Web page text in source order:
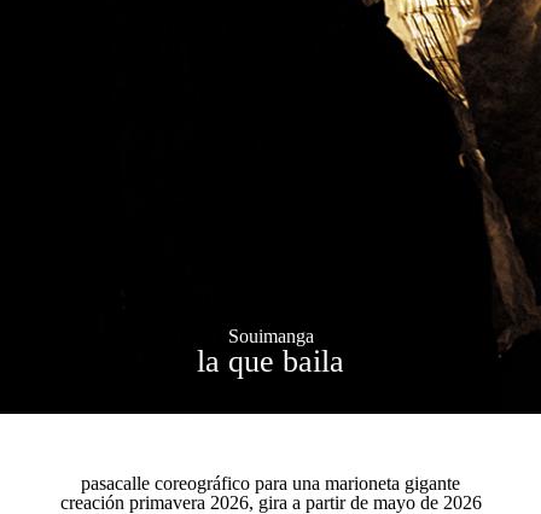
Souimanga
la que baila
pasacalle coreográfico para una marioneta gigante
creación primavera 2026, gira a partir de mayo de 2026